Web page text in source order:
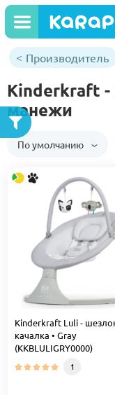
Производитель
Kinderkraft -
манежи
По умолчанию
Kinderkraft Luli -
качалка • Gray
(KKBLULIGRY0000)
1